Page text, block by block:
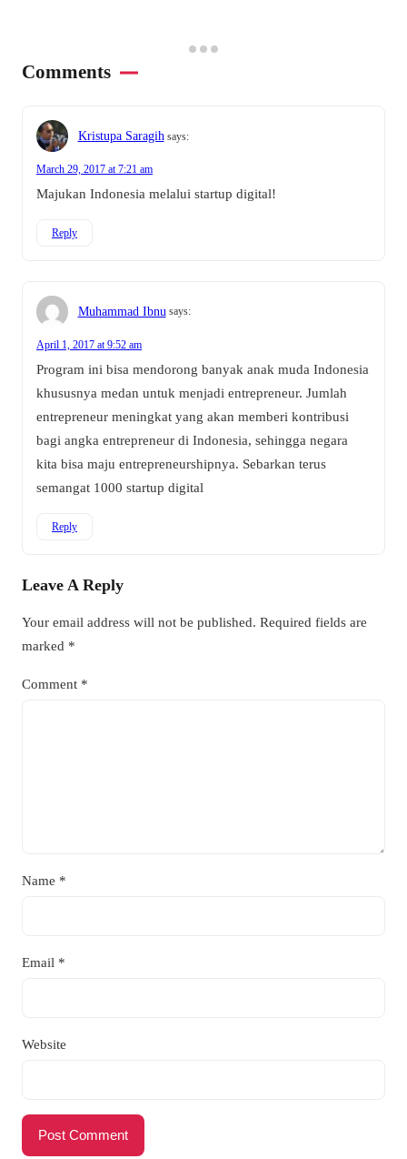
Comments
Kristupa Saragih says:
March 29, 2017 at 7:21 am
Majukan Indonesia melalui startup digital!
Reply
Muhammad Ibnu says:
April 1, 2017 at 9:52 am
Program ini bisa mendorong banyak anak muda Indonesia
khususnya medan untuk menjadi entrepreneur. Jumlah
entrepreneur meningkat yang akan memberi kontribusi
bagi angka entrepreneur di Indonesia, sehingga negara
kita bisa maju entrepreneurshipnya. Sebarkan terus
semangat 1000 startup digital
Reply
Leave A Reply
Your email address will not be published. Required fields are
marked *
Comment *
Name *
Email *
Website